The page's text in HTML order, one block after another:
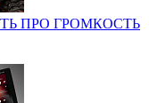
ПРО ГРОМКОСТЬ